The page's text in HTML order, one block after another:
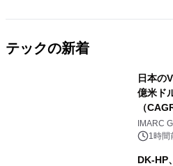
テックの新着
日本の
億米ド
（
IMARC
1時間
DK-HP